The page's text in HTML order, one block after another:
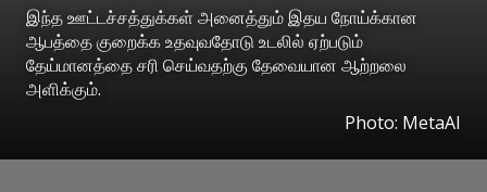
இந்த ஊட்டச்சத்துக்கள் அனைத்தும் இதய நோய்க்கான
ஆபத்தை குறைக்க உதவுவதோடு உடலில் ஏற்படும்
தேய்மானத்தை சரி செய்வதற்கு தேவையான ஆற்றலை
அளிக்கும்.
Photo: MetaAI